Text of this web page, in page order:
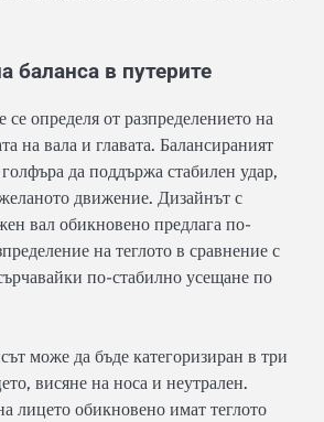
баланса в путерите
се определя от разпределението на
на вала и главата. Балансираният
да поддържа стабилен удар,
движение. Дизайнът с
вал обикновено предлага по-
на теглото в сравнение с
по-стабилно усещане по
може да бъде категоризиран в три
висяне на носа и неутрален.
лицето обикновено имат теглото